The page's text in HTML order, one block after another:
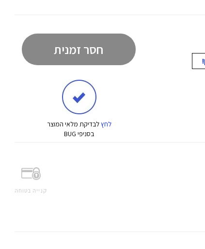
חסר זמנית
לחץלבדיקת מלאי המוצר
בסניפי BUG
קנייה בטוחה